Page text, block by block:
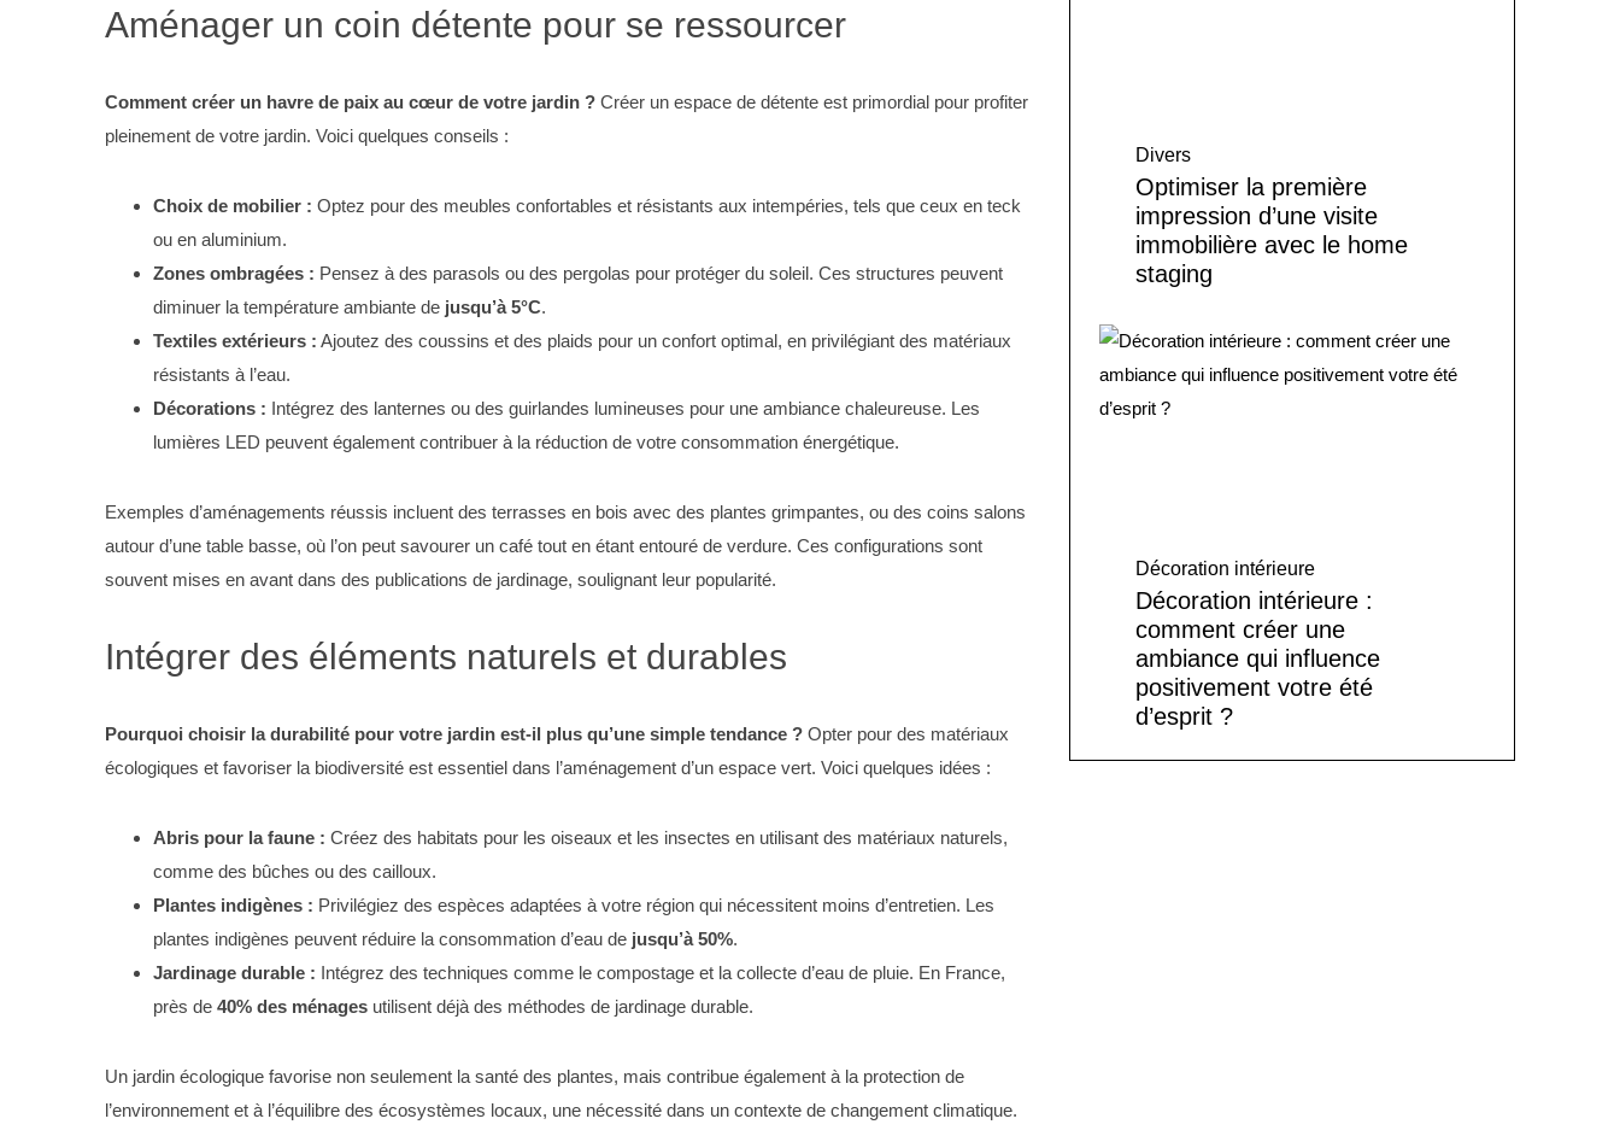
Aménager un coin détente pour se ressourcer
Comment créer un havre de paix au cœur de votre jardin ? Créer un espace de détente est primordial pour profiter
pleinement de votre jardin. Voici quelques conseils :
Choix de mobilier : Optez pour des meubles confortables et résistants aux intempéries, tels que ceux en teck
ou en aluminium.
Zones ombragées : Pensez à des parasols ou des pergolas pour protéger du soleil. Ces structures peuvent
diminuer la température ambiante de jusqu’à 5°C.
Textiles extérieurs : Ajoutez des coussins et des plaids pour un confort optimal, en privilégiant des matériaux
résistants à l’eau.
Décorations : Intégrez des lanternes ou des guirlandes lumineuses pour une ambiance chaleureuse. Les
lumières LED peuvent également contribuer à la réduction de votre consommation énergétique.
Exemples d’aménagements réussis incluent des terrasses en bois avec des plantes grimpantes, ou des coins salons
autour d’une table basse, où l’on peut savourer un café tout en étant entouré de verdure. Ces configurations sont
souvent mises en avant dans des publications de jardinage, soulignant leur popularité.
Intégrer des éléments naturels et durables
Pourquoi choisir la durabilité pour votre jardin est-il plus qu’une simple tendance ? Opter pour des matériaux
écologiques et favoriser la biodiversité est essentiel dans l’aménagement d’un espace vert. Voici quelques idées :
Abris pour la faune : Créez des habitats pour les oiseaux et les insectes en utilisant des matériaux naturels,
comme des bûches ou des cailloux.
Plantes indigènes : Privilégiez des espèces adaptées à votre région qui nécessitent moins d’entretien. Les
plantes indigènes peuvent réduire la consommation d’eau de jusqu’à 50%.
Jardinage durable : Intégrez des techniques comme le compostage et la collecte d’eau de pluie. En France,
près de 40% des ménages utilisent déjà des méthodes de jardinage durable.
Un jardin écologique favorise non seulement la santé des plantes, mais contribue également à la protection de
l’environnement et à l’équilibre des écosystèmes locaux, une nécessité dans un contexte de changement climatique.
Divers
Optimiser la première
impression d’une visite
immobilière avec le home
staging
Décoration intérieure
Décoration intérieure :
comment créer une
ambiance qui influence
positivement votre été
d’esprit ?